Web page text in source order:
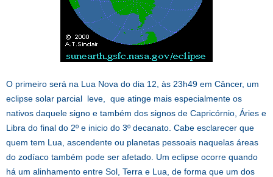
O primeiro será na Lua Nova do dia 12, às 23h49 em Câncer, um
eclipse solar parcial leve, que atinge mais especialmente os
nativos daquele signo e também dos signos de Capricórnio, Áries e
Libra do final do 2º e inicio do 3º decanato. Cabe esclarecer que
quem tem Lua, ascendente ou planetas pessoais naquelas áreas
do zodíaco também pode ser afetado. Um eclipse ocorre quando
há um alinhamento entre Sol, Terra e Lua, de forma que um dos